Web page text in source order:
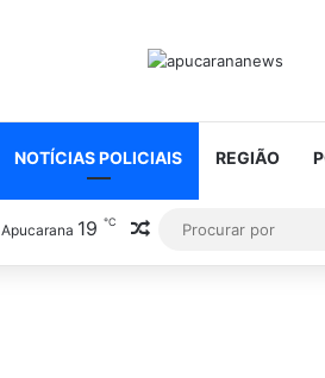
NOTÍCIAS POLICIAIS REGIÃO
Apucarana 19 ℃ Artigo aleatório